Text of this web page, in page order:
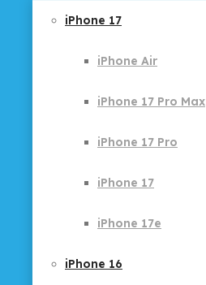
iPhone 17
iPhone Air
iPhone 17 Pro Max
iPhone 17 Pro
iPhone 17
iPhone 17e
iPhone 16